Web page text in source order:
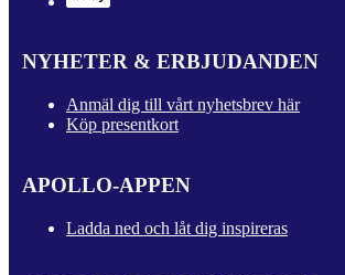
NYHETER & ERBJUDANDEN
Anmäl dig till vårt nyhetsbrev här
Köp presentkort
APOLLO-APPEN
Ladda ned och låt dig inspireras